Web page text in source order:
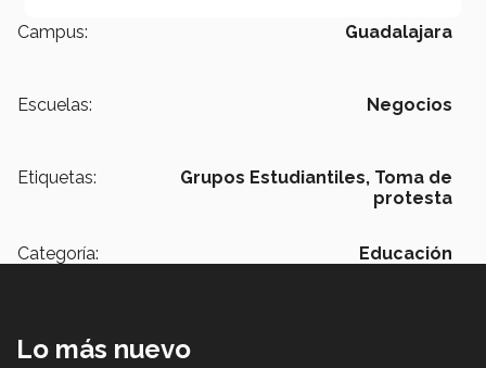
Campus: Guadalajara
Escuelas: Negocios
Etiquetas: Grupos Estudiantiles, Toma de
protesta
Categoría: Educación
Lo más nuevo